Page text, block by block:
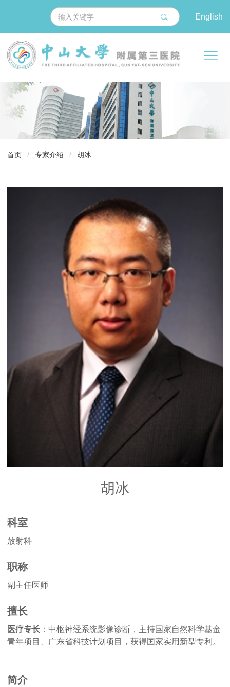
English
导
首页 / 专家介绍 / 胡冰
胡冰
科室
放射科
职称
副主任医师
擅长
医疗专长 ：中枢神经系统影像诊断，主持国家自然科学基金
青年项目、广东省科技计划项目，获得国家实用新型专利。
简介